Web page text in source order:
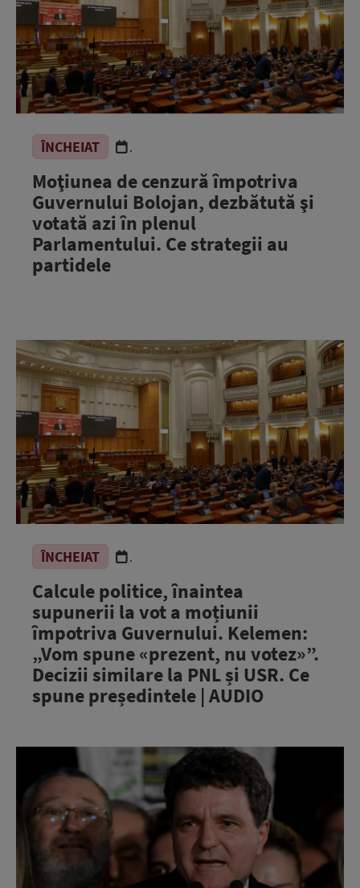
ÎNCHEIAT .
Moţiunea de cenzură împotriva
Guvernului Bolojan, dezbătută şi
votată azi în plenul
Parlamentului. Ce strategii au
partidele
ÎNCHEIAT .
Calcule politice, înaintea
supunerii la vot a moțiunii
împotriva Guvernului. Kelemen:
„Vom spune «prezent, nu votez»”.
Decizii similare la PNL și USR. Ce
spune președintele | AUDIO